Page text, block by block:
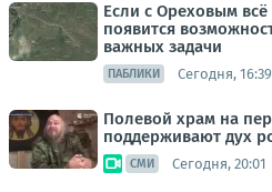
Если с Ореховым
появится
важных задачи
ПАБЛИКИ Сегодня, 16:39
Полевой храм на
поддерживают дух
СМИ Сегодня, 20:01